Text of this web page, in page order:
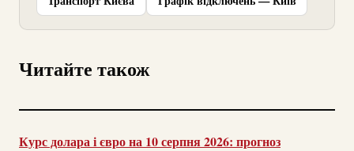
Читайте також
Курс долара і євро на 10 серпня 2026: прогноз